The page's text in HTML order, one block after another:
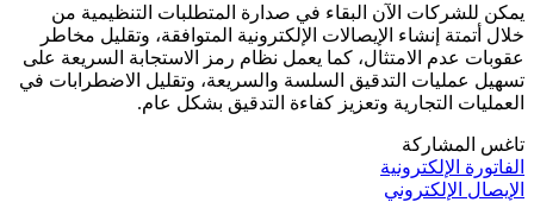
يمكن للشركات الآن البقاء في صدارة المتطلبات التنظيمية من
خلال أتمتة إنشاء الإيصالات الإلكترونية المتوافقة، وتقليل مخاطر
عقوبات عدم الامتثال، كما يعمل نظام رمز الاستجابة السريعة على
تسهيل عمليات التدقيق السلسة والسريعة، وتقليل الاضطرابات في
العمليات التجارية وتعزيز كفاءة التدقيق بشكل عام.
تاغس المشاركة
الفاتورة الإلكترونية
الإيصال الإلكتروني